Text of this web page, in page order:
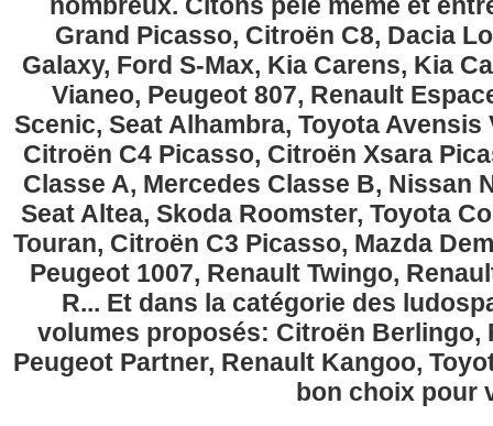
Grand Picasso, Citroën C8, Dacia
Galaxy, Ford S-Max, Kia Carens, Kia
Vianeo, Peugeot 807, Renault
Scenic, Seat Alhambra, Toyota
Citroën C4 Picasso, Citroën Xsara
Classe A, Mercedes Classe B, Nissan
Seat Altea, Skoda Roomster, Toyota
Touran, Citroën C3 Picasso, Mazda
Peugeot 1007, Renault Twingo,
R... Et dans la catégorie des
volumes proposés: Citroën Berlingo,
Peugeot Partner, Renault Kangoo,
bon choix pour